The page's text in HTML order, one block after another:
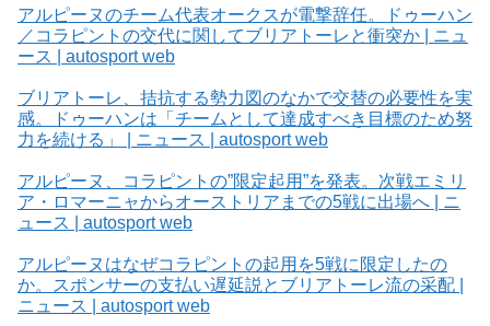
アルピーヌのチーム代表オークスが電撃辞任。ドゥーハン
／コラピントの交代に関してブリアトーレと衝突か | ニュ
ース | autosport web
ブリアトーレ、拮抗する勢力図のなかで交替の必要性を実
感。ドゥーハンは「チームとして達成すべき目標のため努
力を続ける」 | ニュース | autosport web
アルピーヌ、コラピントの”限定起用”を発表。次戦エミリ
ア・ロマーニャからオーストリアまでの5戦に出場へ | ニ
ュース | autosport web
アルピーヌはなぜコラピントの起用を5戦に限定したの
か。スポンサーの支払い遅延説とブリアトーレ流の采配 |
ニュース | autosport web